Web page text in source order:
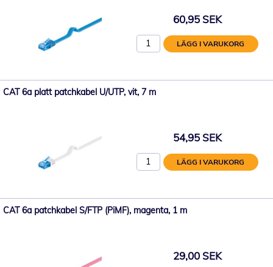
60,95 SEK
LÄGG I VARUKORG
CAT 6a platt patchkabel U/UTP, vit, 7 m
54,95 SEK
LÄGG I VARUKORG
CAT 6a patchkabel S/FTP (PiMF), magenta, 1 m
29,00 SEK